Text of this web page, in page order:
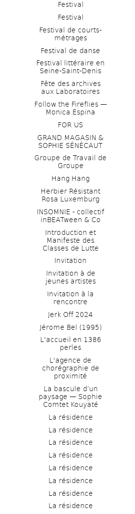
Festival
Festival
Festival de courts-
métrages
Festival de danse
Festival littéraire en
Seine-Saint-Denis
Fête des archives
aux Laboratoires
Follow the Fireflies —
Monica Espina
FOR US
GRAND MAGASIN &
SOPHIE SÉNÉCAUT
Groupe de Travail de
Groupe
Hang Hang
Herbier Résistant
Rosa Luxemburg
INSOMNIE - collectif
inBEATween & Co
Introduction et
Manifeste des
Classes de Lutte
Invitation
Invitation à de
jeunes artistes
Invitation à la
rencontre
Jerk Off 2024
Jérome Bel (1995)
L'accueil en 1386
perles
L'agence de
chorégraphie de
proximité
La bascule d’un
paysage — Sophie
Comtet Kouyaté
La résidence
La résidence
La résidence
La résidence
La résidence
La résidence
La résidence
La résidence